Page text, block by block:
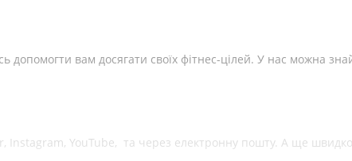
вам досягати своїх фітнес-цілей. У нас можна
Instagram, YouTube, та через електронну пошту. А ще